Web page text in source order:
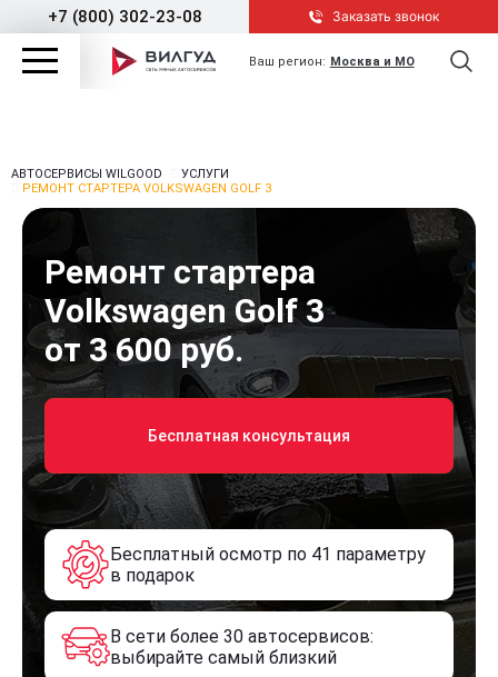
+7 (800) 302-23-08 Заказать звонок
Ваш регион: Москва и МО
АВТОСЕРВИСЫ WILGOOD
УСЛУГИ
РЕМОНТ СТАРТЕРА VOLKSWAGEN GOLF 3
Ремонт стартера
Volkswagen Golf 3
от 3 600 руб.
Бесплатная консультация
Бесплатный осмотр по 41 параметру
в подарок
В сети более 30 автосервисов:
выбирайте самый близкий